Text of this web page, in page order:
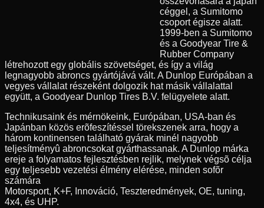
céggel, a Sumitomo
csoport égisze alatt.
1999-ben a Sumitomo
és a Goodyear Tire &
Rubber Company
létrehozott egy globális szövetséget, és így a világ
legnagyobb abroncs gyártójává vált. A Dunlop Európában a
vegyes vállalat részeként dolgozik hat másik vállalattal
együtt, a Goodyear Dunlop Tires B.V. felügyelete alatt.
Technikusaink és mérnökeink, Európában, USA-ban és
Japánban közös erõfeszítéssel törekszenek arra, hogy a
három kontinensen található gyárak minél nagyobb
teljesítményû abroncsokat gyárthassanak. A Dunlop márka
ereje a folyamatos fejlesztésben rejlik, melynek végsõ célja
egy teljesebb vezetési élmény elérése, minden sofõr
számára
Motorsport, K+F, Innováció, Teszteredmények, OE, tuning,
4x4, és UHP.